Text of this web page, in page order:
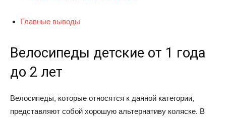
Главные выводы
Велосипеды детские от 1 года
до 2 лет
Велосипеды, которые относятся к данной категории,
представляют собой хорошую альтернативу коляске. В